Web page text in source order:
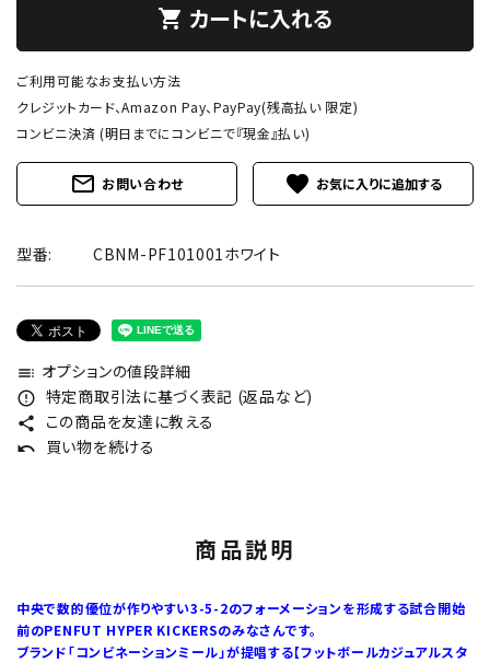
shopping_cart カートに入れる
ご利用可能なお支払い方法
クレジットカード、Amazon Pay、PayPay(残高払い 限定)
コンビニ決済 (明日までにコンビニで『現金』払い)
mail_outline お問い合わせ favorite
型番: CBNM-PF101001ホワイト
toc オプションの値段詳細
error_outline 特定商取引法に基づく表記 (返品など)
share この商品を友達に教える
undo 買い物を続ける
商品説明
中央で数的優位が作りやすい3-5-2のフォーメーションを形成する試合開始
前のPENFUT HYPER KICKERSのみなさんです。
ブランド「コンビネーションミール」が提唱する【フットボールカジュアルスタ